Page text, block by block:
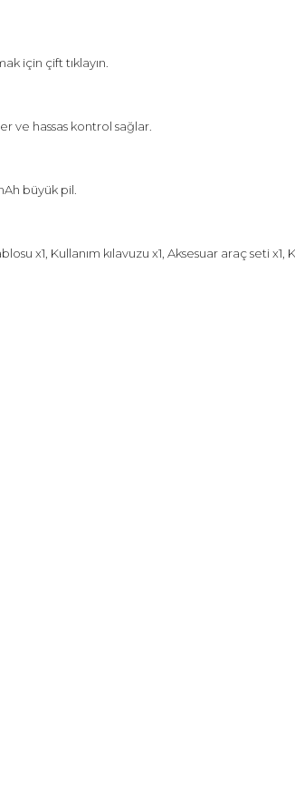
için çift tıklayın.
ve hassas kontrol sağlar.
büyük pil.
x1, Kullanım kılavuzu x1, Aksesuar araç seti x1,